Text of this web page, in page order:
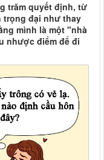
trăm quyết định, từ
trọng đại như thay
mình là một "nhà
nhược điểm để đi